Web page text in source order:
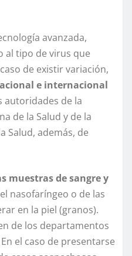
avanzada,
al tipo de virus que
de existir variación,
e internacional
autoridades de la
de la Salud y de la
Salud, además, de
muestras de sangre y
nasofaríngeo o de las
en la piel (granos).
de los departamentos
el caso de presentarse